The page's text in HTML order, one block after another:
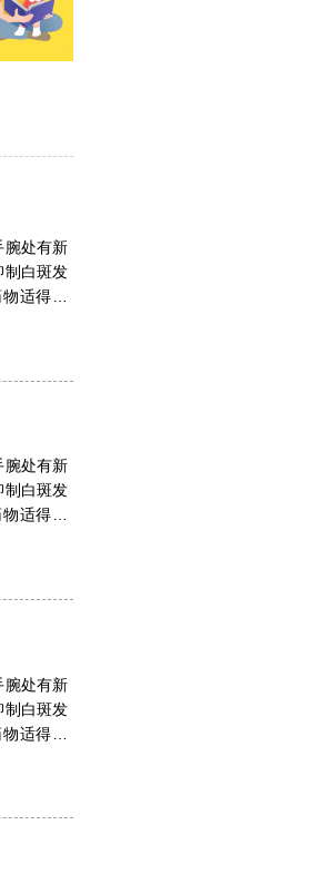
腕处有新
制白斑发
适得其
腕处有新
制白斑发
适得其
腕处有新
制白斑发
适得其